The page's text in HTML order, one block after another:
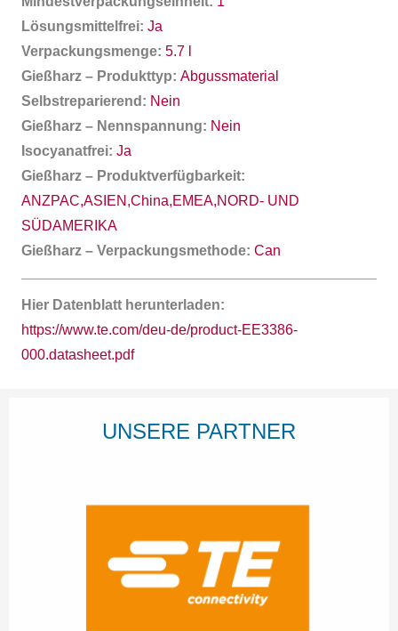
Lösungsmittelfrei: Ja
Verpackungsmenge: 5.7 l
Gießharz – Produkttyp: Abgussmaterial
Selbstreparierend: Nein
Gießharz – Nennspannung: Nein
Isocyanatfrei: Ja
Gießharz – Produktverfügbarkeit:
ANZPAC,ASIEN,China,EMEA,NORD- UND
SÜDAMERIKA
Gießharz – Verpackungsmethode: Can
Hier Datenblatt herunterladen:
https://www.te.com/deu-de/product-EE3386-
000.datasheet.pdf
UNSERE PARTNER